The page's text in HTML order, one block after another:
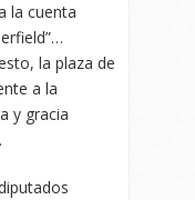
la cuenta
la plaza de
a la
y gracia